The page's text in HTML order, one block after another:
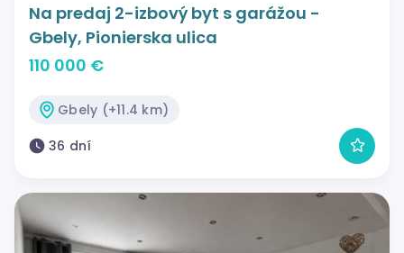
Na predaj 2-izbový byt s garážou -
Gbely, Pionierska ulica
110 000 €
Gbely (+11.4 km)
36 dní